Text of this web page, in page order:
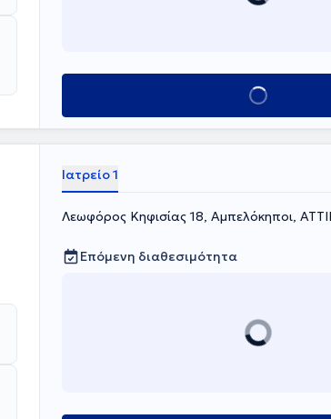
Κλείσε ραντεβού
Ιατρείο 1
Λεωφόρος Κηφισίας 18, Αμπελόκηποι,
Επόμενη διαθεσιμότητα